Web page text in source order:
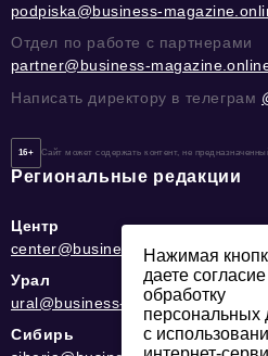
podpiska@business-
Отдел по работе с партнерами
partner@business-
Написать директору в телеграм
16+ Сайт может содержать контент, не
Региональные редакции
Центр
center@business-magazine.online
Урал
ural@business-magazine.online
Сибирь
Нажимая
даете
обработку
персональных
с